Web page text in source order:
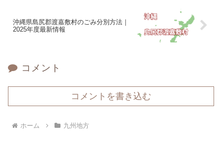
沖縄県島尻郡渡嘉敷村のごみ分別方法｜
2025年度最新情報
コメント
コメントを書き込む
ホーム 九州地方